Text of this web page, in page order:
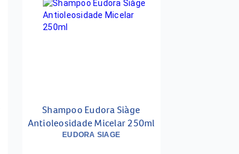
Shampoo Eudora Siàge
Antioleosidade Micelar 250ml
EUDORA SIAGE